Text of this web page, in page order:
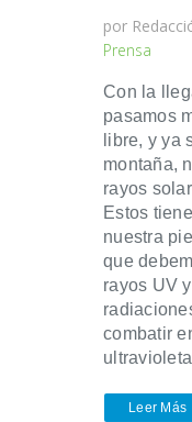
por
Prensa
Con la
pasamos
libre, y ya
montaña,
rayos
Estos
nuestra
que
rayos UV
combatir
Leer Más